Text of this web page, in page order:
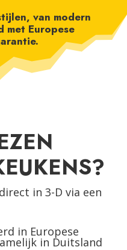
van modern
Europese
in 3-D via een
in Europese
in Duitsland